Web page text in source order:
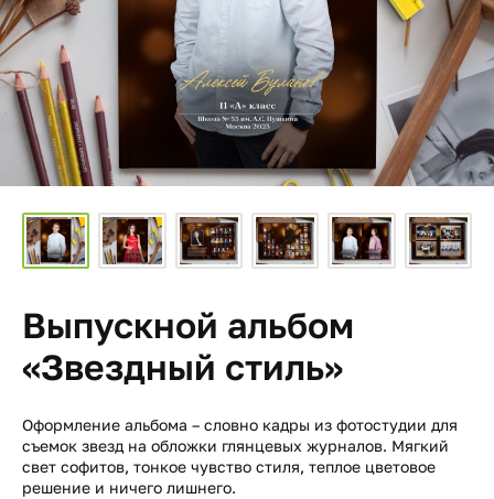
Выпускной альбом
«Звездный стиль»
Оформление альбома – словно кадры из фотостудии для
съемок звезд на обложки глянцевых журналов. Мягкий
свет софитов, тонкое чувство стиля, теплое цветовое
решение и ничего лишнего.